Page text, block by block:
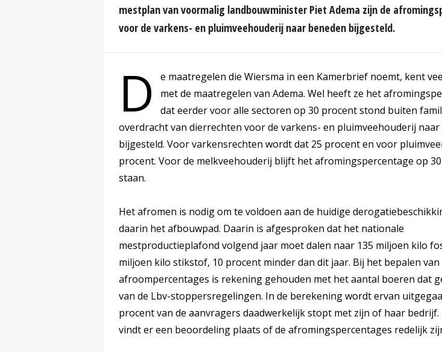
mestplan van voormalig landbouwminister Piet Adema zijn de
voor de varkens- en pluimveehouderij naar beneden bijgesteld.
D
e maatregelen die Wiersma in een Kamerbrief noemt, kent
met de maatregelen van Adema. Wel heeft ze het
dat eerder voor alle sectoren op 30 procent stond buiten
overdracht van dierrechten voor de varkens- en pluimveehouderij naar
bijgesteld. Voor varkensrechten wordt dat 25 procent en voor
procent. Voor de melkveehouderij blijft het afromingspercentage op
staan.
Het afromen is nodig om te voldoen aan de huidige
daarin het afbouwpad. Daarin is afgesproken dat het nationale
mestproductieplafond volgend jaar moet dalen naar 135 miljoen kilo
miljoen kilo stikstof, 10 procent minder dan dit jaar. Bij het bepalen van
afroompercentages is rekening gehouden met het aantal boeren dat
van de Lbv-stoppersregelingen. In de berekening wordt ervan
procent van de aanvragers daadwerkelijk stopt met zijn of haar bedrijf.
vindt er een beoordeling plaats of de afromingspercentages redelijk